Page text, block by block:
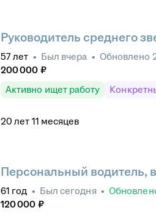
Руководитель среднего
57лет • Был вчера • Обновлено
200 000 ₽
Активно ищет работу
20 лет 11 месяцев
Персональный водитель,
61 год • Был сегодня •
120 000 ₽